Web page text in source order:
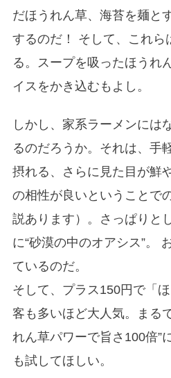
だほうれん草、海苔を麺と
するのだ！ そして、これら
る。スープを吸ったほうれ
イスをかき込むもよし。
しかし、家系ラーメンには
るのだろうか。それは、手
摂れる、さらに見た目が鮮
の相性が良いということで
説あります）。さっぱりと
に“砂漠の中のオアシス”。
ているのだ。
そして、プラス150円で「
客も多いほど大人気。まる
れん草パワーで旨さ100倍”
も試してほしい。